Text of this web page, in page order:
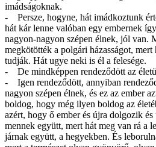
imádságoknak.
- Persze, hogyne, hát imádkoztunk
hát kár lenne valóban egy embernek
nagyon-nagyon szépen élnek, jól van.
megkötötték a polgári házasságot, mert
tudják. Hát ugye neki is él a felesége.
- De mindképpen rendeződött az
- Igen rendeződött, annyiban
nagyon szépen élnek, és ez az ember
boldog, hogy még ilyen boldog az
azért, hogy ő ember és újra dolgozik
mennek együtt, mert hát meg van rá a
járnak együtt, a hegyekben. És